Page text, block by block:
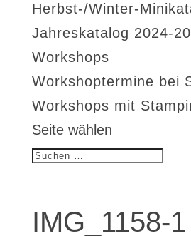
Herbst-/Winter-
Jahreskatalog 2024-
Workshops
Workshoptermine bei
Workshops mit
Seite wählen
IMG_1158-1